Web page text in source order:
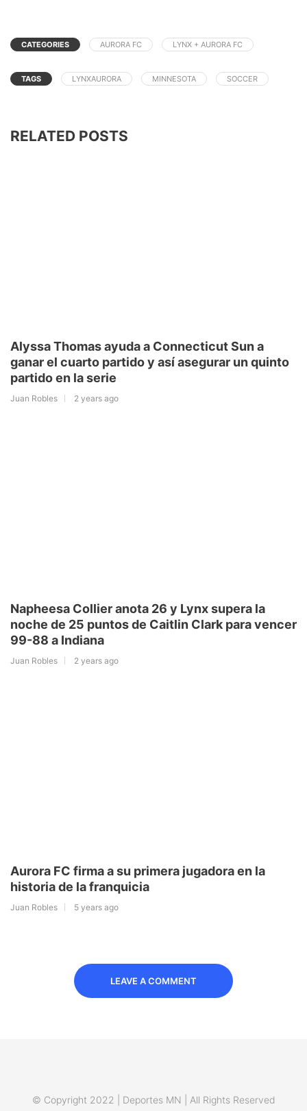
CATEGORIES AURORA FC LYNX + AURORA FC
TAGS LYNXAURORA MINNESOTA SOCCER
RELATED POSTS
Alyssa Thomas ayuda a Connecticut Sun a
ganar el cuarto partido y así asegurar un quinto
partido en la serie
Juan Robles 2 years ago
Napheesa Collier anota 26 y Lynx supera la
noche de 25 puntos de Caitlin Clark para vencer
99-88 a Indiana
Juan Robles 2 years ago
Aurora FC firma a su primera jugadora en la
historia de la franquicia
Juan Robles 5 years ago
LEAVE A COMMENT
© Copyright 2022 | Deportes MN | All Rights Reserved